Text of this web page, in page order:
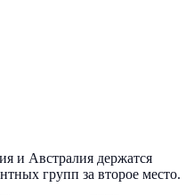
и Австралия держатся
групп за второе место.